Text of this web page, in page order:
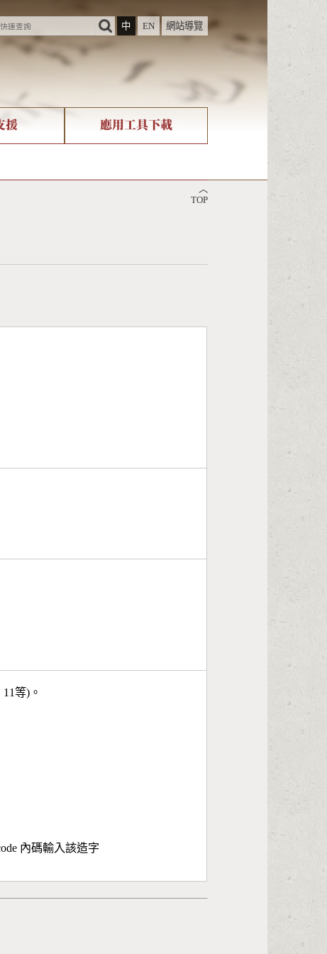
中
EN 網站導覽
援 應用工具下載
︿
TOP
等)。
內碼輸入該造字